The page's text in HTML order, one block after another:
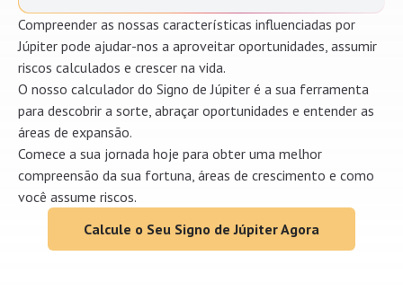
Compreender as nossas características influenciadas por
Júpiter pode ajudar-nos a aproveitar oportunidades, assumir
riscos calculados e crescer na vida.
O nosso calculador do Signo de Júpiter é a sua ferramenta
para descobrir a sorte, abraçar oportunidades e entender as
áreas de expansão.
Comece a sua jornada hoje para obter uma melhor
compreensão da sua fortuna, áreas de crescimento e como
você assume riscos.
Calcule o Seu Signo de Júpiter Agora